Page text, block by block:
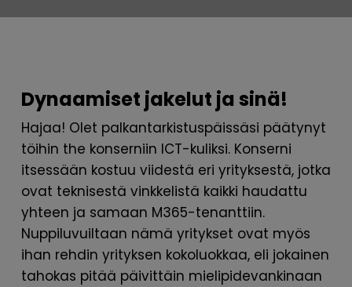
Dynaamiset jakelut ja sinä!
Hajaa! Olet palkantarkistuspäissäsi päätynyt
töihin the konserniin ICT-kuliksi. Konserni
itsessään kostuu viidestä eri yrityksestä, jotka
ovat teknisestä vinkkelistä kaikki haudattu
yhteen ja samaan M365-tenanttiin.
Nuppiluvuiltaan nämä yritykset ovat myös
ihan rehdin yrityksen kokoluokkaa, eli jokainen
tahokas pitää päivittäin mielipidevankinaan